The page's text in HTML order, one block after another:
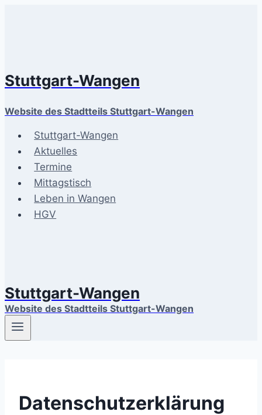
Stuttgart-Wangen
Website des Stadtteils Stuttgart-Wangen
Stuttgart-Wangen
Aktuelles
Termine
Mittagstisch
Leben in Wangen
HGV
Stuttgart-Wangen
Website des Stadtteils Stuttgart-Wangen
Datenschutzerklärung